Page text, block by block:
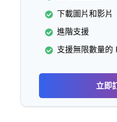
下載圖片和影片
進階支援
支援無限數量的
立即